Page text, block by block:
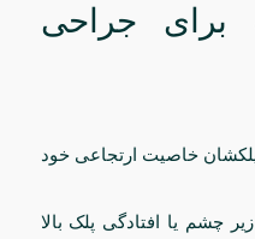
برای جراحی
پوست پلکشان خاصیت ارتجاعی خود
چشم یا افتادگی پلک بالا